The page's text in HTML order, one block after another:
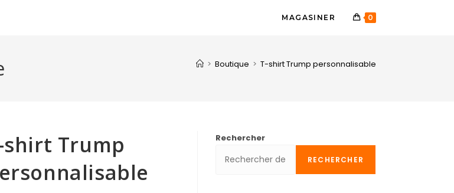
MAGASINER 0
> Boutique > T-shirt Trump personnalisable
shirt Trump
Rechercher
RECHERCHER